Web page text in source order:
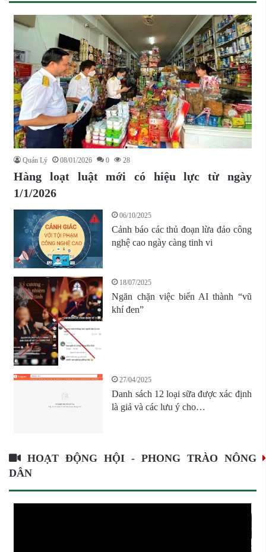
Quản Lý 08/01/2026 0 28
Hàng loạt luật mới có hiệu lực từ ngày
1/1/2026
06/10/2025
Cảnh báo các thủ đoạn lừa đảo công
nghệ cao ngày càng tinh vi
18/07/2025
Ngăn chặn việc biến AI thành “vũ
khí đen”
27/04/2025
Danh sách 12 loại sữa được xác định
là giả và các lưu ý cho…
HOẠT ĐỘNG HỘI - PHONG TRÀO NÔNG
DÂN